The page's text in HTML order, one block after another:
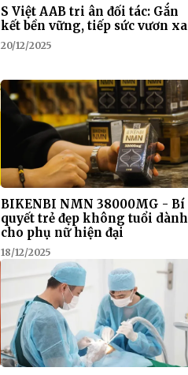
S Việt AAB tri ân đối tác: Gắn
kết bền vững, tiếp sức vươn xa
20/12/2025
BIKENBI NMN 38000MG - Bí
quyết trẻ đẹp không tuổi dành
cho phụ nữ hiện đại
18/12/2025